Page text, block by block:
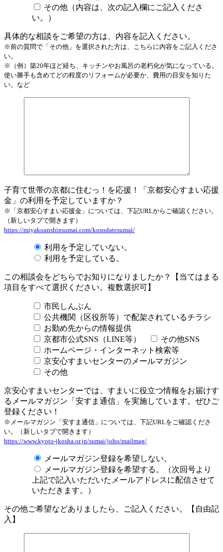
その他（内容は、次の記入欄にご記入くださ
い。）
具体的な相談をご希望の方は、内容を記入ください。
※前の質問で「その他」を選択された方は、こちらに内容をご記入くださ
い。
※（例）築20年ほど経ち、キッチンやお風呂の老朽化が気になっている。
使い勝手も含めてどの程度のリフォームが必要か、費用の目安を知りた
い。など
子育て世帯の京都に住むっ！を応援！「京都安心すまい応援
金」の利用を予定していますか？
※「京都安心すまい応援金」については、下記URLからご確認ください。
（新しいタブで開きます）
https://miyakoanshinsumai.com/kosodatesumai/
利用を予定していない。
利用を予定している。
この相談会をどちらでお知りになりましたか？【当てはまる
項目をすべて選択ください。複数選択可】
市民しんぶん
公共機関（区役所等）で配架されているチラシ
お勤め先からの情報提供
京都市公式SNS（LINE等）
その他SNS
ホームページ・インターネット検索等
京安心すまいセンターのメールマガジン
その他
京安心すまいセンターでは、すまいに役立つ情報をお届けす
るメールマガジン「安すま通信」を実施しています。ぜひご
登録ください！
※メールマガジン「安すま通信」については、下記URLをご確認くださ
い。（新しいタブで開きます）
https://www.kyoto-jkosha.or.jp/sumai/joho/mailmag/
メールマガジン登録を希望しない。
メールマガジン登録を希望する。（次回号より
上記で記入いただいたメールアドレスに配信させて
いただきます。）
その他ご希望などありましたら、ご記入ください。【自由記
入】